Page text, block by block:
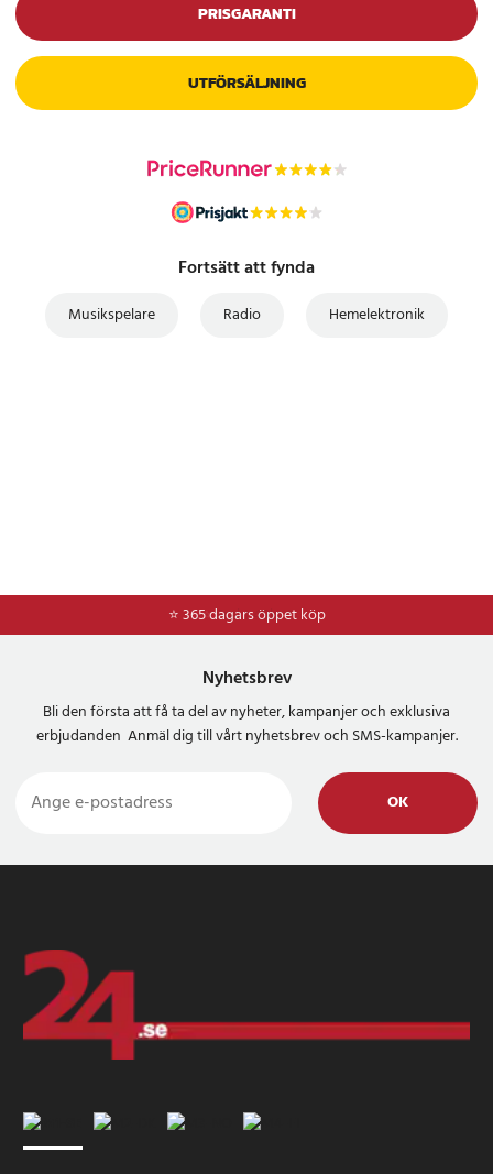
PRISGARANTI
UTFÖRSÄLJNING
Fortsätt att fynda
Musikspelare Radio Hemelektronik
⭐ 365 dagars öppet köp
⭐Frakt 49kr *
Nyhetsbrev
Bli den första att få ta del av nyheter, kampanjer och exklusiva
erbjudanden Anmäl dig till vårt nyhetsbrev och SMS-kampanjer.
OK